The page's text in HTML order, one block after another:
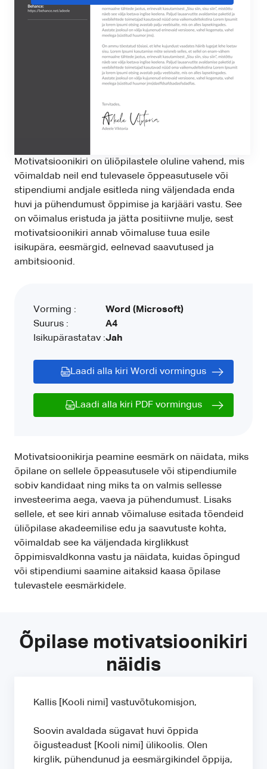
Motivatsioonikiri on üliõpilastele oluline vahend, mis
võimaldab neil end tulevasele õppeasutusele või
stipendiumi andjale esitleda ning väljendada enda
huvi ja pühendumust õppimise ja karjääri vastu. See
on võimalus eristuda ja jätta positiivne mulje, sest
motivatsioonikiri annab võimaluse tuua esile
isikupära, eesmärgid, eelnevad saavutused ja
ambitsioonid.
Vorming :
Suurus :
Isikupärastatav :
Word (Microsoft)
A4
Jah
Laadi alla kiri Wordi vormingus
Laadi alla kiri PDF vormingus
Motivatsioonikirja peamine eesmärk on näidata, miks
õpilane on sellele õppeasutusele või stipendiumile
sobiv kandidaat ning miks ta on valmis sellesse
investeerima aega, vaeva ja pühendumust. Lisaks
sellele, et see kiri annab võimaluse esitada tõendeid
üliõpilase akadeemilise edu ja saavutuste kohta,
võimaldab see ka väljendada kirglikkust
õppimisvaldkonna vastu ja näidata, kuidas õpingud
või stipendiumi saamine aitaksid kaasa õpilase
tulevastele eesmärkidele.
Õpilase motivatsioonikiri
näidis
Kallis [Kooli nimi] vastuvõtukomisjon,
Soovin avaldada sügavat huvi õppida
õigusteadust [Kooli nimi] ülikoolis. Olen
kirglik, pühendunud ja eesmärgikindel õppija,